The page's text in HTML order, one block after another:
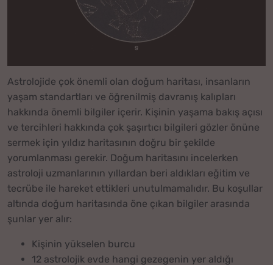
Astrolojide çok önemli olan doğum haritası, insanların
yaşam standartları ve öğrenilmiş davranış kalıpları
hakkında önemli bilgiler içerir. Kişinin yaşama bakış açısı
ve tercihleri hakkında çok şaşırtıcı bilgileri gözler önüne
sermek için yıldız haritasının doğru bir şekilde
yorumlanması gerekir. Doğum haritasını incelerken
astroloji uzmanlarının yıllardan beri aldıkları eğitim ve
tecrübe ile hareket ettikleri unutulmamalıdır. Bu koşullar
altında doğum haritasında öne çıkan bilgiler arasında
şunlar yer alır:
Kişinin yükselen burcu
12 astrolojik evde hangi gezegenin yer aldığı